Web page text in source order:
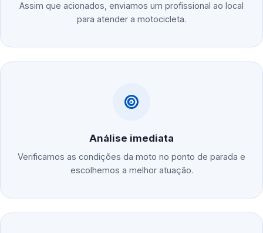
Assim que acionados, enviamos um profissional ao local
para atender a motocicleta.
Análise imediata
Verificamos as condições da moto no ponto de parada e
escolhemos a melhor atuação.